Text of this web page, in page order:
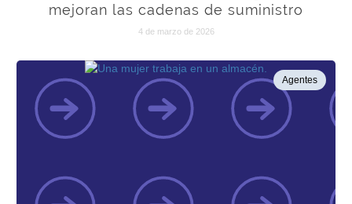
mejoran las cadenas de suministro
4 de marzo de 2026
Agentes